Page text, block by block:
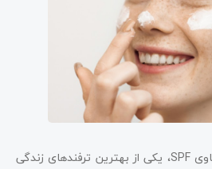
استفاده از کرم های رنگی حاوی SPF، یکی از بهترین ترفندهای زندگی